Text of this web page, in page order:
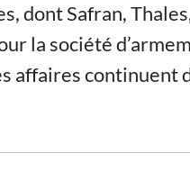
dont Safran,
la société
affaires continuent